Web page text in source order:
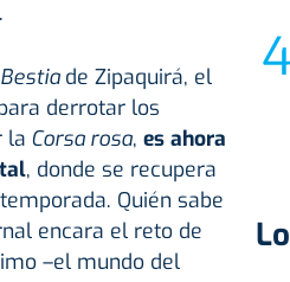
de Zipaquirá, el
derrotar los
la Corsa rosa, es ahora
, donde se recupera
Quién sabe
encara el reto de
–el mundo del
Lo